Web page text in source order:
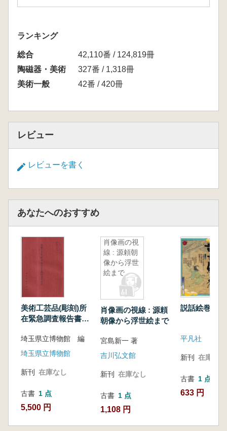
ランキング
総合
42,110番 / 124,819冊
陶磁器・美術
327番 / 1,318冊
美術一般
42番 / 420冊
レビュー
レビューを書く
あなたへのおすすめ
美術工芸品(彫刻)所
在緊急調査報告書
埼玉県立博物館 編
埼玉県立博物館
新刊 在庫なし
古書 1 点
5,500 円
肖像画の視
線 : 源頼朝
像から浮世
絵まで
肖像画の視線 : 源頼
朝像から浮世絵まで
宮島新一 著
吉川弘文館
新刊 在庫なし
古書 1 点
1,108 円
説話絵巻
平凡社
新刊 在庫なし
古書 1 点
633 円